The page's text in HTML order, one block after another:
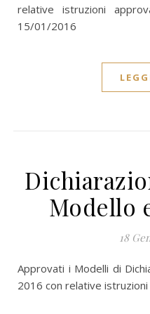
relative istruzioni
15/01/2016
Modello
18
Approvati i Modelli di Dichiarazione IVA/2016 e IVA Base
2016 con relative istruzioni